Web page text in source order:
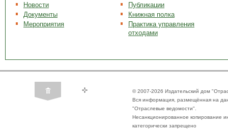
Новости
Документы
Мероприятия
Публикации
Книжная полка
Практика управления
отходами
© 2007-2026 Издательский дом
Вся информация, размещённая на
"Отраслевые ведомости".
Несанкционированное копирование
категорически запрещено